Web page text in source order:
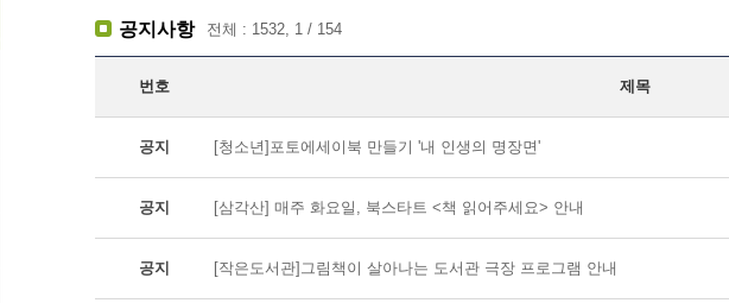
공지사항 전체 : 1532, 1 / 154
번호 제목
공지 [청소년]포토에세이북 만들기 '내 인생의 명장면'
공지 [삼각산] 매주 화요일, 북스타트 <책 읽어주세요> 안내
공지 [작은도서관]그림책이 살아나는 도서관 극장 프로그램 안내